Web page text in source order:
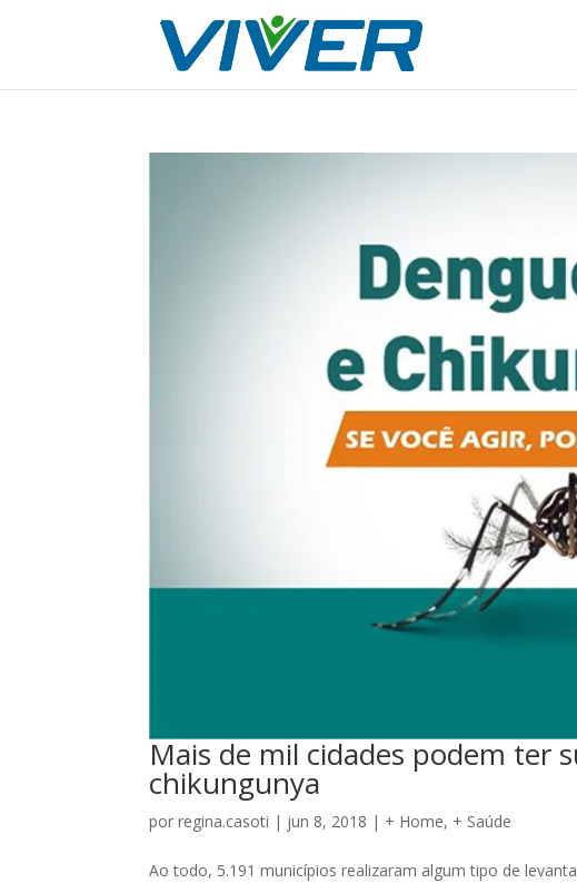
Mais de mil cidades podem ter
chikungunya
porregina.casoti | jun 8, 2018 | + Home, + Saúde
Ao todo, 5.191 municípios realizaram algum tipo de